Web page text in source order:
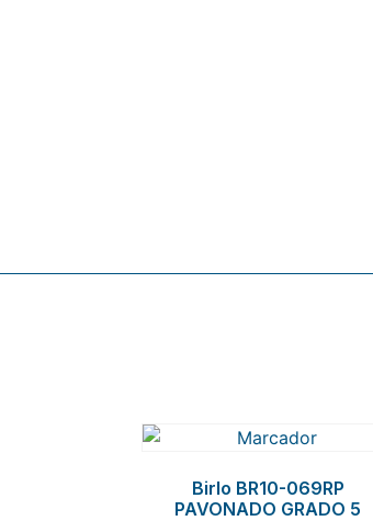
Birlo BR10-069RP
PAVONADO GRADO 5